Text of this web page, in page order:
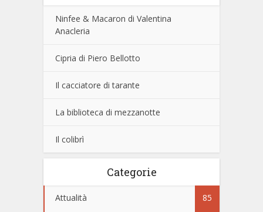
Ninfee & Macaron di Valentina
Anacleria
Cipria di Piero Bellotto
Il cacciatore di tarante
La biblioteca di mezzanotte
Il colibrì
Categorie
Attualità 85